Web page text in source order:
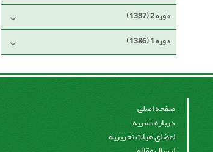
دوره 2 (1387)
دوره 1 (1386)
صفحه اصلی
درباره نشریه
اعضای هیات تحریریه